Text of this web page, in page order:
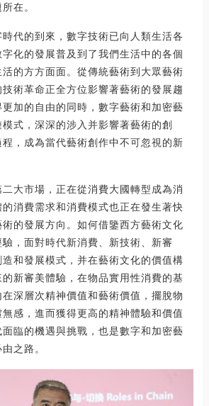
在。
代的到來，數字技術已向人類生活各
化的發展普及到了我們生活中的各個
的方方面面。從傳統藝術到大眾藝術
術革命正全方位影響著藝術的發展趨
加的自由的同時，數字藝術和加密藝
式，深深的涉入并影響著藝術的創
，成為當代藝術創作中不可忽視的新
大市場，正在從消費大國轉型成為消
消費需求和消費模式也正在發生著快
的發展方向。如何借鑒西方藝術文化
，面對時代新消費、新技術、新審
和發展模式，并在藝術文化的價值構
新審美體驗，在物品實用性消費的基
深層次精神價值和藝術價值，擺脫物
感，進而獲得更高的精神體驗和價值
臨的機遇與挑戰，也是數字和加密藝
之路。